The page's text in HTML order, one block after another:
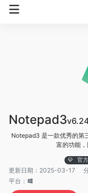
Notepad3
Notepad3 是一款优秀的第
富的功能，
官
更新日期：2025-03-17
平台：